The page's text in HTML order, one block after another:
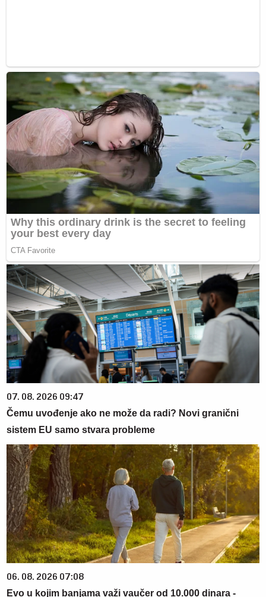
07. 08. 2026 09:47
Čemu uvođenje ako ne može da radi? Novi granični
sistem EU samo stvara probleme
06. 08. 2026 07:08
Evo u kojim banjama važi vaučer od 10.000 dinara -